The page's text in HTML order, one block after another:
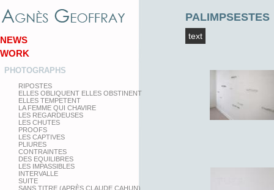
NEWS
WORK
PHOTOGRAPHS
RIPOSTES
ELLES OBLIQUENT ELLES OBSTINENT
ELLES TEMPETENT
LA FEMME QUI CHAVIRE
LES REGARDEUSES
LES CHUTES
PROOFS
LES CAPTIVES
PLIURES
CONTRAINTES
DES EQUILIBRES
LES IMPASSIBLES
INTERVALLE
SUITE
SANS TITRE (APRÈS CLAUDE CAHUN)
PALIMPSESTES
text